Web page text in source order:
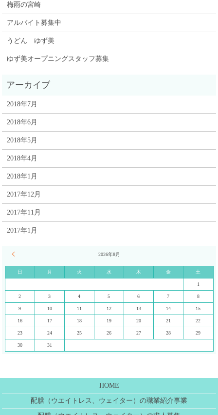
梅雨の宮崎
アルバイト募集中
うどん ゆず美
ゆず美オープニングスタッフ募集
2018年7月
2018年6月
2018年5月
2018年4月
2018年1月
2017年12月
2017年11月
2017年1月
2026年8月
日 月 火 水 木 金 土
1
2 3 4 5 6 7 8
9 10 11 12 13 14 15
16 17 18 19 20 21 22
23 24 25 26 27 28 29
30 31
HOME
配膳（ウエイトレス、ウェイター）の職業紹介事業